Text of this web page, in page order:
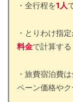
・全行程を1人
・とりわけ指
料金で計算する
・旅費宿泊費
ペーン価格や